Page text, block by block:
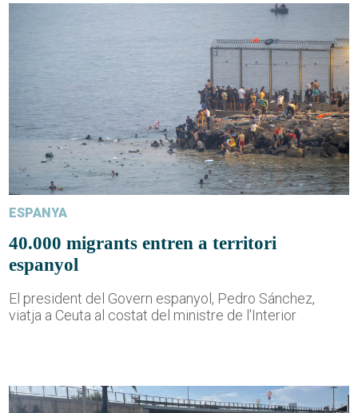
ESPANYA
40.000 migrants entren a territori
espanyol
El president del Govern espanyol, Pedro Sánchez,
viatja a Ceuta al costat del ministre de l'Interior